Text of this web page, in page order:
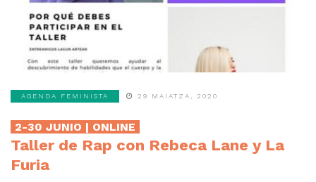
AGENDA FEMINISTA 29 MAIATZA, 2020
2-30 JUNIO | ONLINE
Taller de Rap con Rebeca Lane y La
Furia